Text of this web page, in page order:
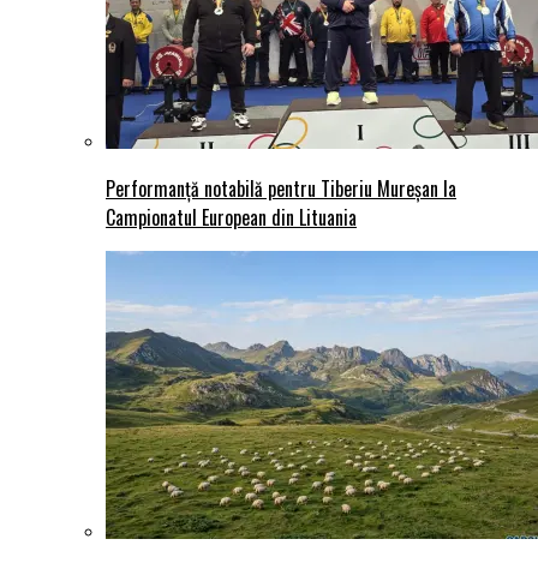
Performanță notabilă pentru Tiberiu Mureșan la
Campionatul European din Lituania